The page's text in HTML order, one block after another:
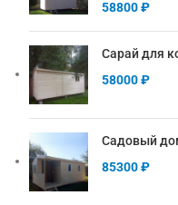
58800₽
Сарай для
58000₽
Садовый
85300₽